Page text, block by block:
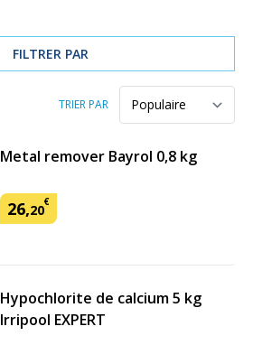
FILTRER PAR
TRIER PAR
Metal remover Bayrol 0,8 kg
26,20€
Hypochlorite de calcium 5 kg
Irripool EXPERT